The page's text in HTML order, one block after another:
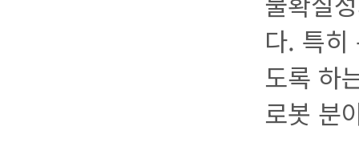
다. 특히
도록 하
로봇 분